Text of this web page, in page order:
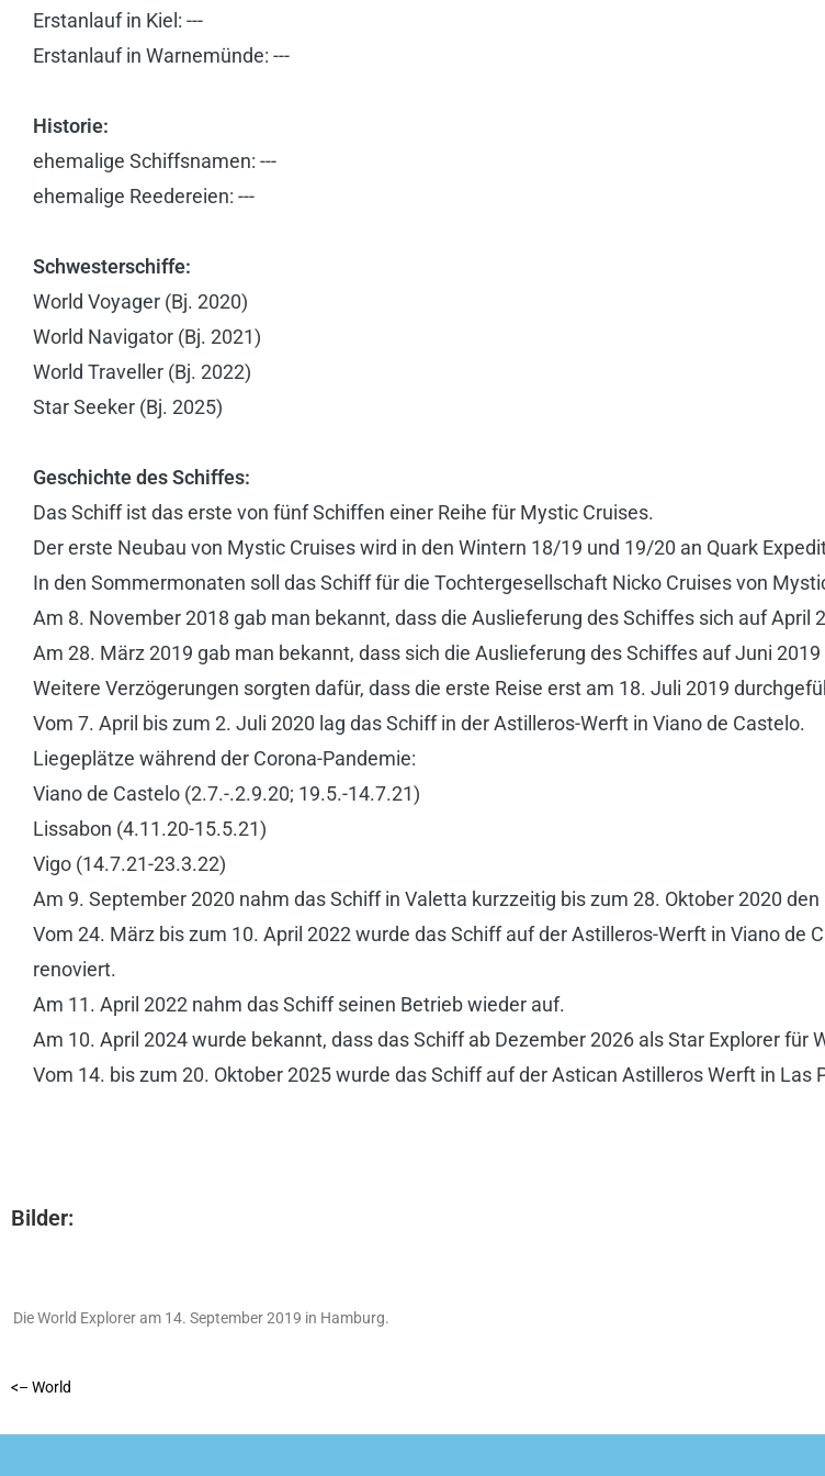
Erstanlauf in Kiel: ---
Erstanlauf in Warnemünde: ---
Historie:
ehemalige Schiffsnamen: ---
ehemalige Reedereien: ---
Schwesterschiffe:
World Voyager (Bj. 2020)
World Navigator (Bj. 2021)
World Traveller (Bj. 2022)
Star Seeker (Bj. 2025)
Geschichte des Schiffes:
Das Schiff ist das erste von fünf Schiffen einer Reihe für Mystic Cruises.
Der erste Neubau von Mystic Cruises wird in den Wintern 18/19 und 19/20 an Quark
In den Sommermonaten soll das Schiff für die Tochtergesellschaft Nicko Cruises von
Am 8. November 2018 gab man bekannt, dass die Auslieferung des Schiffes sich auf April
Am 28. März 2019 gab man bekannt, dass sich die Auslieferung des Schiffes auf Juni
Weitere Verzögerungen sorgten dafür, dass die erste Reise erst am 18. Juli 2019
Vom 7. April bis zum 2. Juli 2020 lag das Schiff in der Astilleros-Werft in Viano de Castelo.
Liegeplätze während der Corona-Pandemie:
Viano de Castelo (2.7.-.2.9.20; 19.5.-14.7.21)
Lissabon (4.11.20-15.5.21)
Vigo (14.7.21-23.3.22)
Am 9. September 2020 nahm das Schiff in Valetta kurzzeitig bis zum 28. Oktober 2020
Vom 24. März bis zum 10. April 2022 wurde das Schiff auf derAstilleros-Werft in Viano de
renoviert.
Am 11. April 2022 nahm das Schiff seinen Betrieb wieder auf.
Am 10. April 2024 wurde bekannt, dass das Schiff ab Dezember 2026 als Star Explorer für
Vom 14. bis zum 20. Oktober 2025 wurde das Schiff auf der Astican Astilleros Werft in Las
Bilder:
Die World Explorer am 14. September 2019 in Hamburg.
<– World